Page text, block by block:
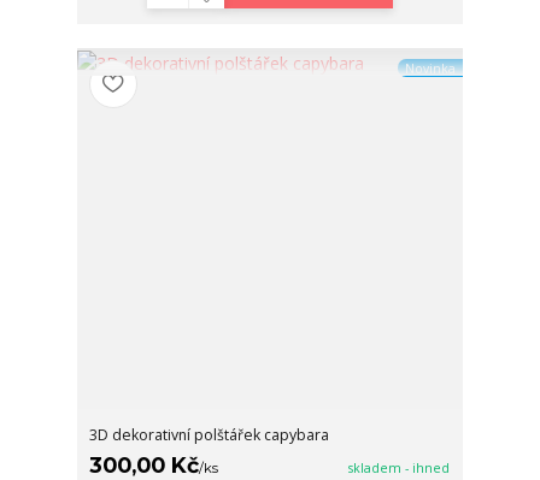
Novinka
3D dekorativní polštářek capybara
300,00 Kč/ks skladem - ihned